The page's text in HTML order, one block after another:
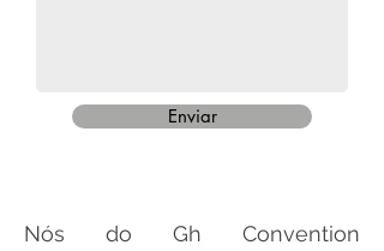
Enviar
Nós do Gh Convention